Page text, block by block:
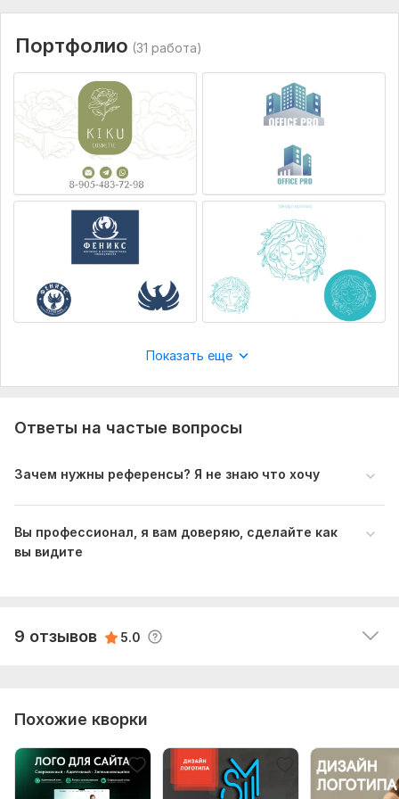
Портфолио (31 работа)
Показать еще
Ответы на частые вопросы
Зачем нужны референсы? Я не знаю что хочу
Вы профессионал, я вам доверяю, сделайте как
вы видите
9 отзывов 5.0
A Alexey_Volk 1 год назад
Всё выполнено в срок и по согласованию.
Рекомендую!
Ответ продавца Читать
была выполнена по ТЗ , качественно и раньше
Ответ продавца Читать
Похожие кворки